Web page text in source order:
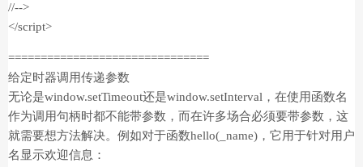
//-->
</script>
===============================
给定时器调用传递参数
无论是window.setTimeout还是window.setInterval，在使用函数名
作为调用句柄时都不能带参数，而在许多场合必须要带参数，这
就需要想方法解决。例如对于函数hello(_name)，它用于针对用户
名显示欢迎信息：